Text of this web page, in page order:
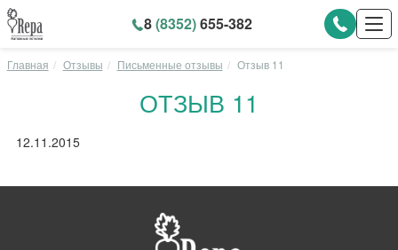
8(8352)655-382
Главная Отзывы Письменные отзывы Отзыв 11
ОТЗЫВ 11
12.11.2015